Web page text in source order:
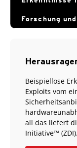
Forschung
Beispiellose
Exploits vom
all das liefert
Initiative™ (ZDI).